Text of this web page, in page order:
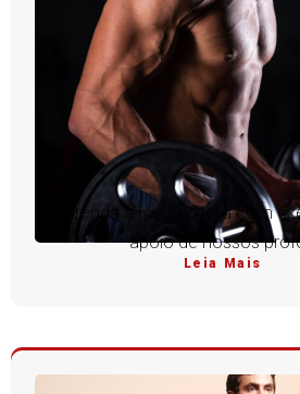
Aprenda a rosca direta com
apoio de nossos
Leia Mais